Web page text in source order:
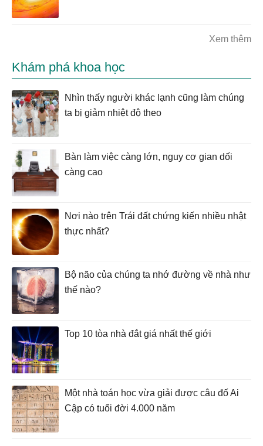
Xem thêm
Khám phá khoa học
Nhìn thấy người khác lạnh cũng làm chúng
ta bị giảm nhiệt độ theo
Bàn làm việc càng lớn, nguy cơ gian dối
càng cao
Nơi nào trên Trái đất chứng kiến nhiều nhật
thực nhất?
Bộ não của chúng ta nhớ đường về nhà như
thế nào?
Top 10 tòa nhà đắt giá nhất thế giới
Một nhà toán học vừa giải được câu đố Ai
Cập có tuổi đời 4.000 năm